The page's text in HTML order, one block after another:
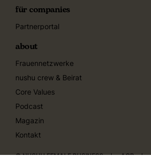
für companies
Partnerportal
about
Frauennetzwerke
nushu crew & Beirat
Core Values
Podcast
Magazin
Kontakt
© NUSHU FEMALE BUSINESS AGB